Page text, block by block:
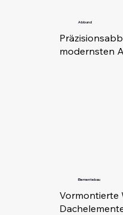
Abbund
modernsten
Elementebau
Vormontierte